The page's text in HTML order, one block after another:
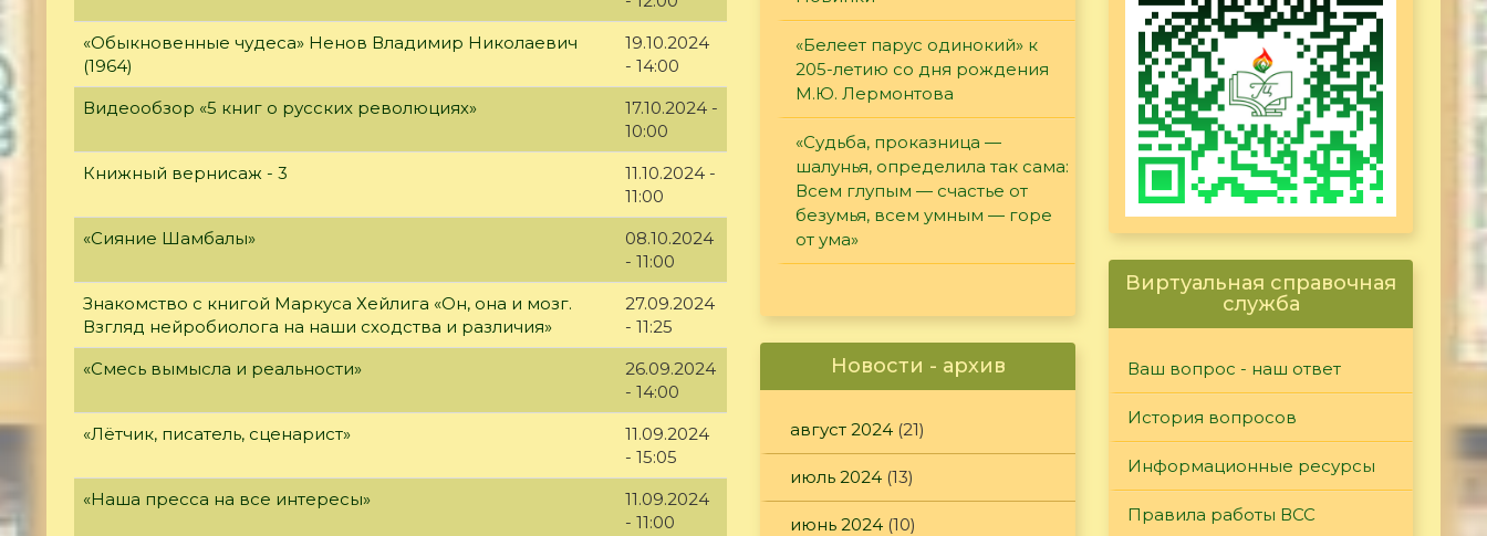
«Обыкновенные чудеса» Ненов Владимир Николаевич
(1964)
19.10.2024
- 14:00
Видеообзор «5 книг о русских революциях»
17.10.2024 -
10:00
Книжный вернисаж - 3
11.10.2024 -
11:00
«Сияние Шамбалы»
08.10.2024
- 11:00
Знакомство с книгой Маркуса Хейлига «Он, она и мозг.
Взгляд нейробиолога на наши сходства и различия»
27.09.2024
- 11:25
«Смесь вымысла и реальности»
26.09.2024
- 14:00
«Лётчик, писатель, сценарист»
11.09.2024
- 15:05
«Наша пресса на все интересы»
11.09.2024
- 11:00
«Белеет парус одинокий» к
205-летию со дня рождения
М.Ю. Лермонтова
«Судьба, проказница —
шалунья, определила так сама:
Всем глупым — счастье от
безумья, всем умным — горе
от ума»
Новости - архив
август 2024 (21)
июль 2024 (13)
июнь 2024 (10)
Виртуальная справочная
служба
Ваш вопрос - наш ответ
История вопросов
Информационные ресурсы
Правила работы ВСС